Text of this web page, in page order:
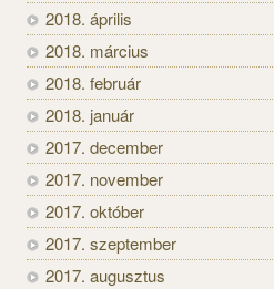
2018. április
2018. március
2018. február
2018. január
2017. december
2017. november
2017. október
2017. szeptember
2017. augusztus